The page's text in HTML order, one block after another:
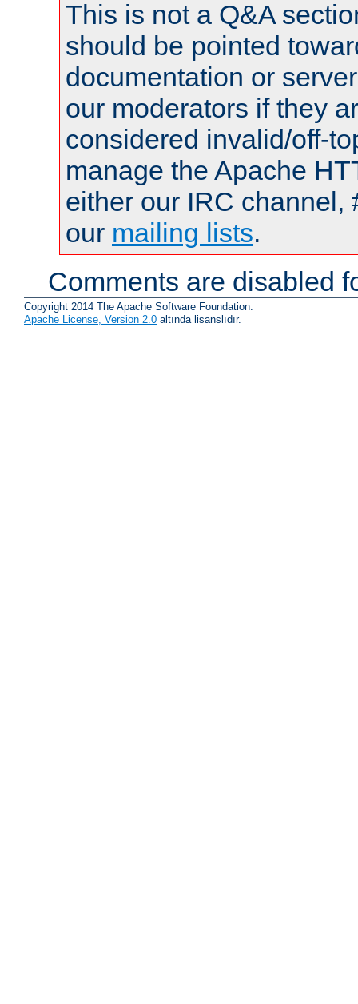
This is not a Q&A
should be pointed
documentation or
our moderators if they
considered invalid/off-
manage the Apache
either our IRC channel,
our mailing lists.
Comments are disabled
Copyright 2014 The Apache Software Foundation.
Apache License, Version 2.0 altında lisanslıdır.